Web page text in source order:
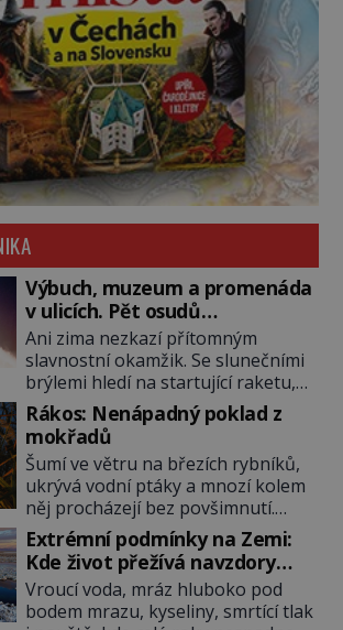
Výbuch, muzeum a promenáda
v ulicích. Pět osudů
nejslavnějších raketoplánů
Ani zima nezkazí přítomným
slavnostní okamžik. Se slunečními
brýlemi hledí na startující raketu,
která má do vesmíru vynést kromě
posádky také obyčejnou učitelku.
Po několika sekundách všem
ztuhnou úsměvy, stroj totiž
exploduje. Jejich konstrukce není
z levného kraje, daňové poplatníky
stojí miliardy dolarů. Na druhou
stranu zvládnou jen představitelné
věci. Na malé kousky Název:
Columbia První […]
Rákos: Nenápadný poklad z
mokřadů
Šumí ve větru na březích rybníků,
ukrývá vodní ptáky a mnozí kolem
něj procházejí bez povšimnutí.
Přesto právě rákos pomáhal stavět
domy, vyrábět lodě, zapisovat první
texty a inspiroval řadu pověstí.
Tato skromná, ale užitečná
rostlina provází člověka už tisíce
Extrémní podmínky na Zemi:
Kde život přežívá navzdory
všemu
Vroucí voda, mráz hluboko pod
bodem mrazu, kyseliny, smrtící tlak